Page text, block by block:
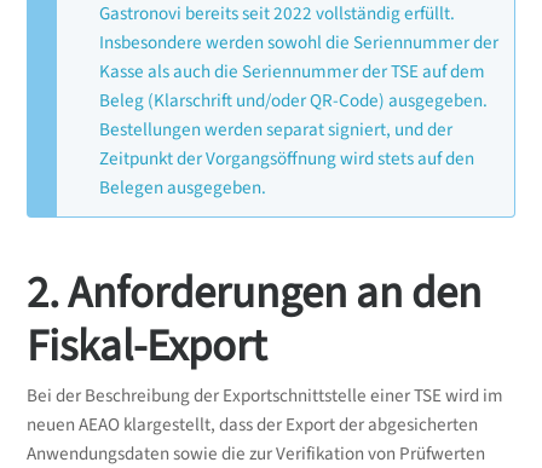
Gastronovi bereits seit 2022 vollständig erfüllt.
Insbesondere werden sowohl die Seriennummer der
Kasse als auch die Seriennummer der TSE auf dem
Beleg (Klarschrift und/oder QR-Code) ausgegeben.
Bestellungen werden separat signiert, und der
Zeitpunkt der Vorgangsöffnung wird stets auf den
Belegen ausgegeben.
2. Anforderungen an den
Fiskal-Export
Bei der Beschreibung der Exportschnittstelle einer TSE wird im
neuen AEAO klargestellt, dass der Export der abgesicherten
Anwendungsdaten sowie die zur Verifikation von Prüfwerten